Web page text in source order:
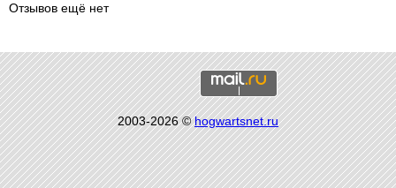
Отзывов ещё нет
2003-2026 ©hogwartsnet.ru